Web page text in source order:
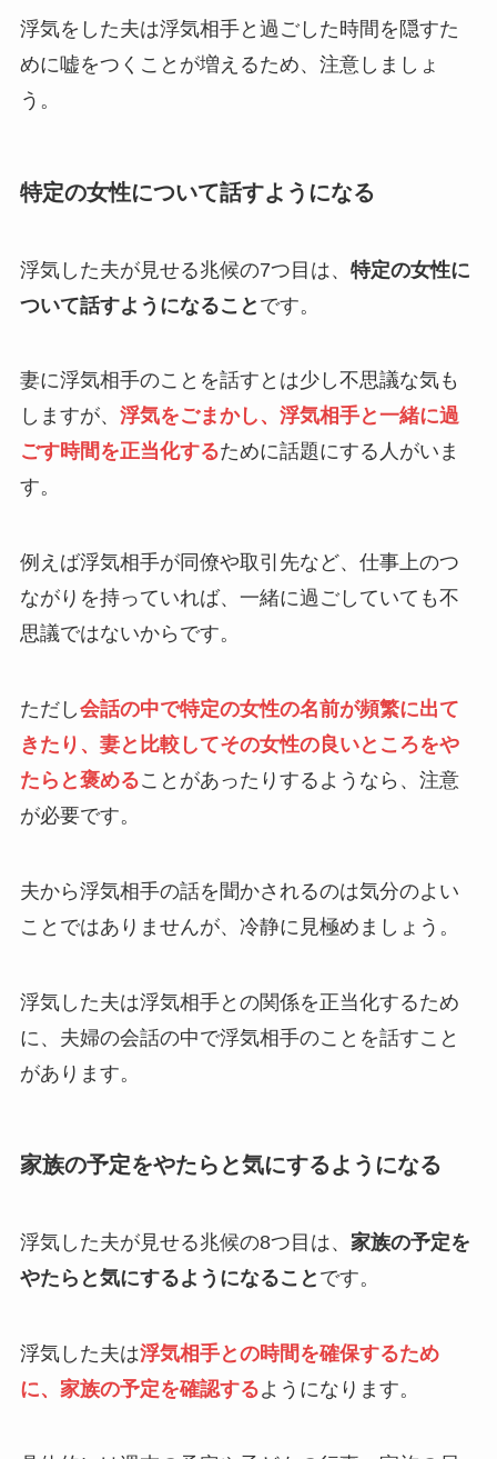
浮気をした夫は浮気相手と過ごした時間を隠すた
めに嘘をつくことが増えるため、注意しましょ
う。
特定の女性について話すようになる
浮気した夫が見せる兆候の7つ目は、 特定の女性に
ついて話すようになること です。
妻に浮気相手のことを話すとは少し不思議な気も
しますが、 浮気をごまかし、浮気相手と一緒に過
ごす時間を正当化するために話題にする人がいま
す。
例えば浮気相手が同僚や取引先など、仕事上のつ
ながりを持っていれば、一緒に過ごしていても不
思議ではないからです。
ただし会話の中で特定の女性の名前が頻繁に出て
きたり、妻と比較してその女性の良いところをや
たらと褒めることがあったりするようなら、注意
が必要です。
夫から浮気相手の話を聞かされるのは気分のよい
ことではありませんが、冷静に見極めましょう。
浮気した夫は浮気相手との関係を正当化するため
に、夫婦の会話の中で浮気相手のことを話すこと
があります。
家族の予定をやたらと気にするようになる
浮気した夫が見せる兆候の8つ目は、 家族の予定を
やたらと気にするようになること です。
浮気した夫は浮気相手との時間を確保するため
に、家族の予定を確認するようになります。